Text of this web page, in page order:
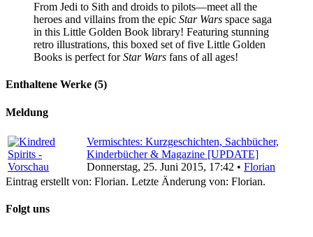
From Jedi to Sith and droids to pilots—meet all the
heroes and villains from the epic Star Wars space saga
in this Little Golden Book library! Featuring stunning
retro illustrations, this boxed set of five Little Golden
Books is perfect forStar Wars fans of all ages!
Enthaltene Werke (5)
Meldung
Vermischtes: Kurzgeschichten, Sachbücher,
Kinderbücher & Magazine [UPDATE]
Donnerstag, 25. Juni 2015, 17:42 • Florian
Eintrag erstellt von: Florian. Letzte Änderung von: Florian.
Folgt uns